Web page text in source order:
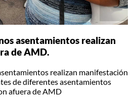
asentamientos realizan
de AMD.
realizan manifestación
de diferentes asentamientos
afuera de AMD